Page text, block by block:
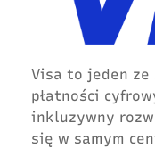
Visa to jeden
płatności
inkluzywny
się w samym